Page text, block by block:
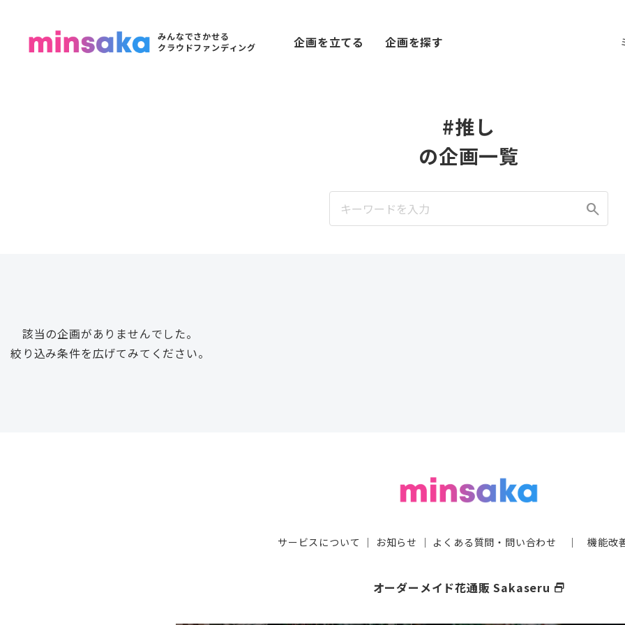
みんなでさかせる
クラウドファンディング
企画を立てる 企画を探す
#推し
の企画一覧
search
該当の企画がありませんでした。
絞り込み条件を広げてみてください。
サービスについて ｜ お知らせ ｜ よくある質問・問い合わせ ｜機能改
オーダーメイド花通販 Sakaseru select_window